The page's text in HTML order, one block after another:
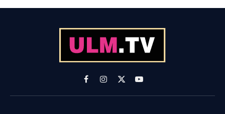
FacebookInstagram
X
(Twitter)
YouTube